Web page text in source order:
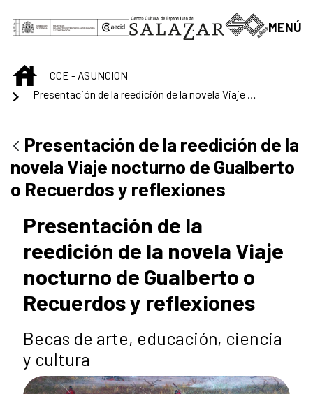
MENÚ
INICIOCCE - ASUNCION
Presentación de la reedición de la
novela Viaje nocturno de Gualberto
o Recuerdos y reflexiones
Presentación de la
reedición de la novela Viaje
nocturno de Gualberto o
Recuerdos y reflexiones
Becas de arte, educación, ciencia
y cultura